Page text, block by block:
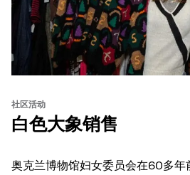
社区活动
白色大象销售
奥克兰博物馆妇女委员会在60多年